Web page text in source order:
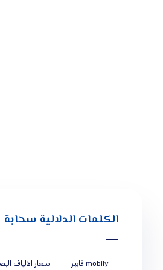
الكلمات الدلالية سحابة
mobily فايبر اسعار الالياف